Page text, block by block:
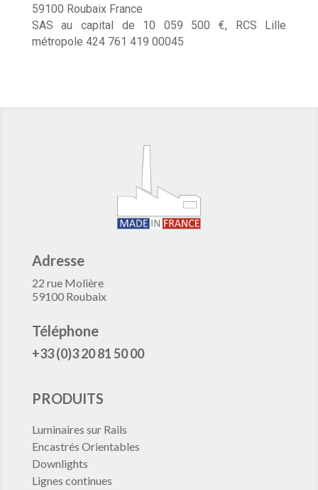
59100 Roubaix France
SAS au capital de 10 059 500 €, RCS Lille
métropole 424 761 419 00045
Adresse
22 rue Molière
59100 Roubaix
Téléphone
+33 (0)3 20 81 50 00
PRODUITS
Luminaires sur Rails
Encastrés Orientables
Downlights
Lignes continues